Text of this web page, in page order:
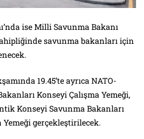
ise Milli Savunma Bakanı
savunma bakanları için
19.45’te ayrıca NATO-
Konseyi Çalışma Yemeği,
Konseyi Savunma Bakanları
Yemeği gerçekleştirilecek.